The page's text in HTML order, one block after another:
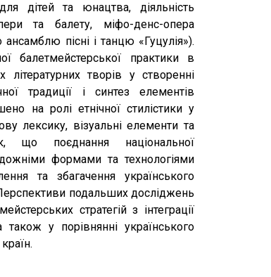
дітей та юнацтва, діяльність
та балету, міфо-денс-опера
пісні і танцю «Гуцулія»).
балетмейстерської практики в
літературних творів у створенні
традиції і синтез елементів
на ролі етнічної стилістики у
лексику, візуальні елементи та
що поєднання національної
формами та технологіями
та збагачення українського
подальших досліджень
стратегій з інтеграції
у порівнянні українського